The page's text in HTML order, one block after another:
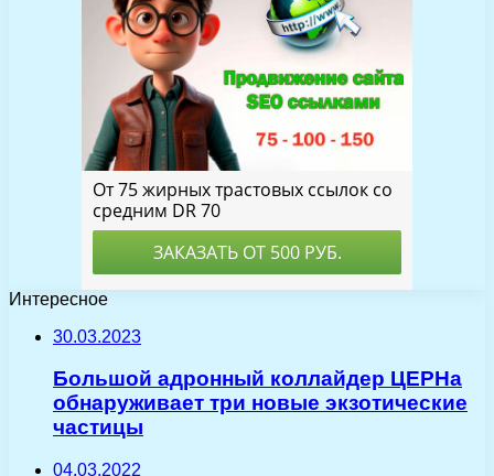
Интересное
30.03.2023
Большой адронный коллайдер ЦЕРНа
обнаруживает три новые экзотические
частицы
04.03.2022